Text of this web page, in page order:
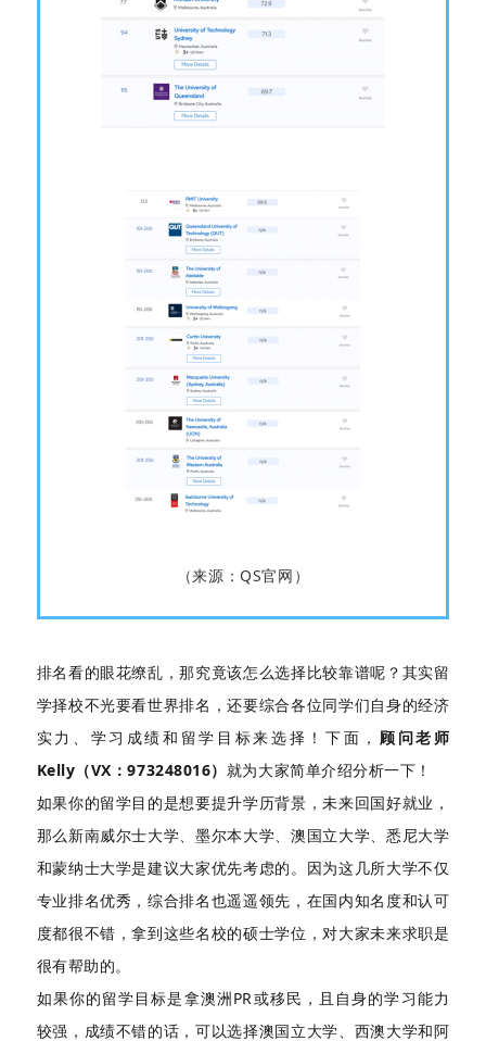
（来源：QS官网）
排名看的眼花缭乱，那究竟该怎么选择比较靠谱呢？其实留
学择校不光要看世界排名，还要综合各位同学们自身的经济
实力、学习成绩和留学目标来选择！下面， 顾问老师
Kelly（VX：973248016） 就为大家简单介绍分析一下！
如果你的留学目的是想要提升学历背景，未来回国好就业，
那么新南威尔士大学、墨尔本大学、澳国立大学、悉尼大学
和蒙纳士大学是建议大家优先考虑的。因为这几所大学不仅
专业排名优秀，综合排名也遥遥领先，在国内知名度和认可
度都很不错，拿到这些名校的硕士学位，对大家未来求职是
很有帮助的。
如果你的留学目标是拿澳洲PR或移民，且自身的学习能力
较强，成绩不错的话，可以选择澳国立大学、西澳大学和阿